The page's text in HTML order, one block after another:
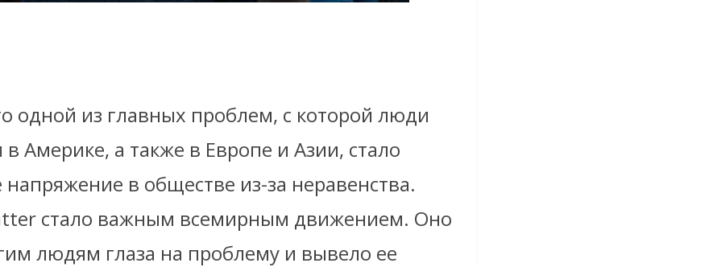
одной из главных проблем, с которой люди
в Америке, а также в Европе и Азии, стало
в обществе из-за неравенства.
стало важным всемирным движением. Оно
людям глаза на проблему и вывело ее